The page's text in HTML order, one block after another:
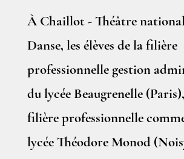
À Chaillot - Théâtre
Danse, les élèves de la filière
professionnelle gestion
du lycée Beaugrenelle
filière professionnelle
lycée Théodore Monod